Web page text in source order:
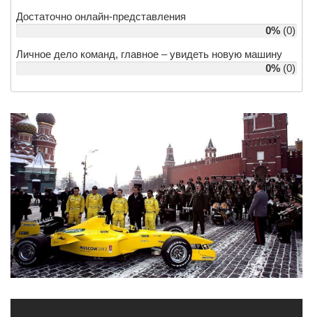
Достаточно онлайн-представления
0% (0)
Личное дело команд, главное – увидеть новую машину
0% (0)